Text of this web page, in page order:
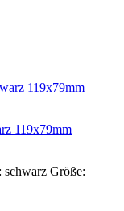
119x79mm
schwarz Größe: